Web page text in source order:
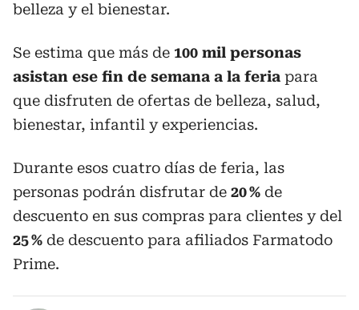
belleza y el bienestar.
Se estima que más de 100 mil personas
asistan ese fin de semana a la feria para
que disfruten de ofertas de belleza, salud,
bienestar, infantil y experiencias.
Durante esos cuatro días de feria, las
personas podrán disfrutar de 20 % de
descuento en sus compras para clientes y del
25 % de descuento para afiliados Farmatodo
Prime.